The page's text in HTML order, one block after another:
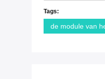
Tags:
de module van